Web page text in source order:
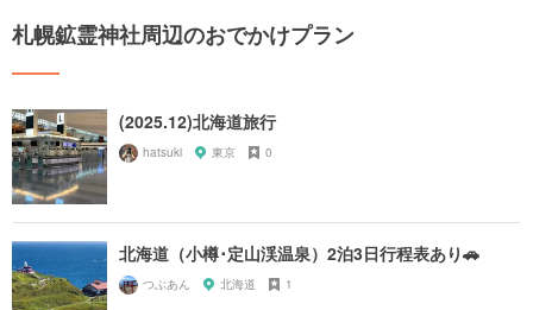
札幌鉱霊神社周辺のおでかけプラン
(2025.12)北海道旅行
hatsuki 東京 0
北海道（小樽･定山渓温泉）2泊3日行程表あり🚗
つぶあん 北海道 1